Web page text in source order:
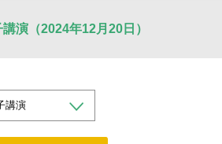
講演（2024年12月20日）